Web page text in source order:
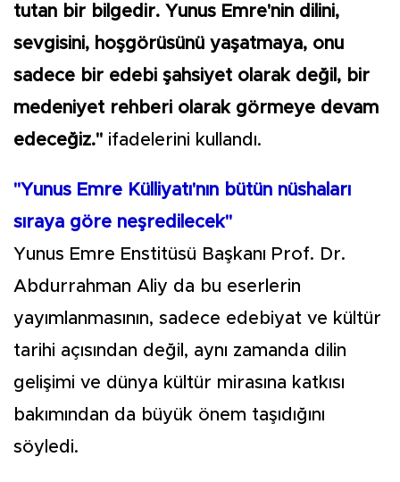
tutan bir bilgedir. Yunus Emre'nin dilini,
sevgisini, hoşgörüsünü yaşatmaya, onu
sadece bir edebi şahsiyet olarak değil, bir
medeniyet rehberi olarak görmeye devam
edeceğiz." ifadelerini kullandı.
"Yunus Emre Külliyatı'nın bütün nüshaları
sıraya göre neşredilecek"
Yunus Emre Enstitüsü Başkanı Prof. Dr.
Abdurrahman Aliy da bu eserlerin
yayımlanmasının, sadece edebiyat ve kültür
tarihi açısından değil, aynı zamanda dilin
gelişimi ve dünya kültür mirasına katkısı
bakımından da büyük önem taşıdığını
söyledi.